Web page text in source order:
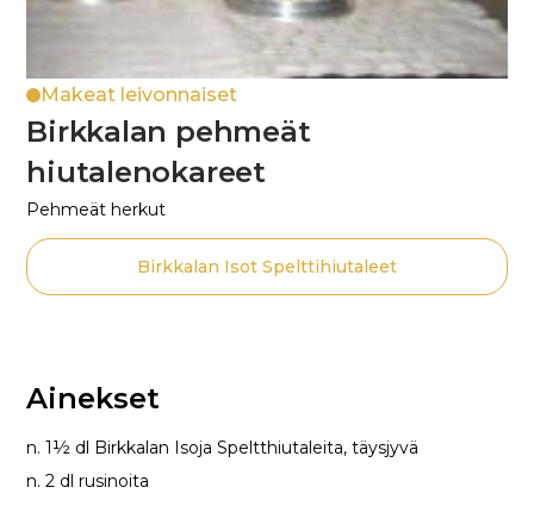
Makeat leivonnaiset
Birkkalan pehmeät
hiutalenokareet
Pehmeät herkut
Birkkalan Isot Spelttihiutaleet
Ainekset
n. 1½ dl Birkkalan Isoja Speltthiutaleita, täysjyvä
n. 2 dl rusinoita